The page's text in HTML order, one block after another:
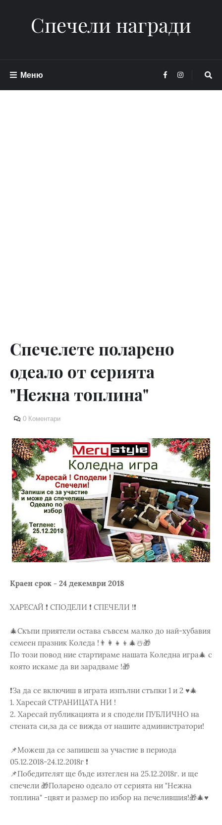
Спечели награди
Меню
Спечелете поларено
одеало от серията
"Нежна топлина"
0 Коментари
Краен срок - 24 декември 2018
ХАРЕСАЙ ❗️ СПОДЕЛИ ❗️ СПЕЧЕЛИ !❗️
🎄Скъпи приятели остава съвсем малко до най-хубавия
семеен празник Коледа !👨‍👩‍👧‍👦🎄☃️🎁
По този повод ние стартираме нашата Коледна игра🎄 с
която искаме да ви зарадваме !🎁
❗️За да се включиш в играта изпълни стъпки 1 и 2 ♥️🎄
1️. Харесай СТРАНИЦАТА НИ !
2. Харесай публикацията и я сподели ПУБЛИЧНО на
стената си,за да се вижда от нашите администратори!
📌Можеш да се запишеш за участие в периода
05.12.2018-24.12.2018г ❗️
📌Победителят ще бъде изтеглен на 25.12.2018г. и ще
спечели 🎁Поларено одеало от серията ни "Нежна
топлина" -цвят и размер по избор на печелившия!🎁🎄♥️